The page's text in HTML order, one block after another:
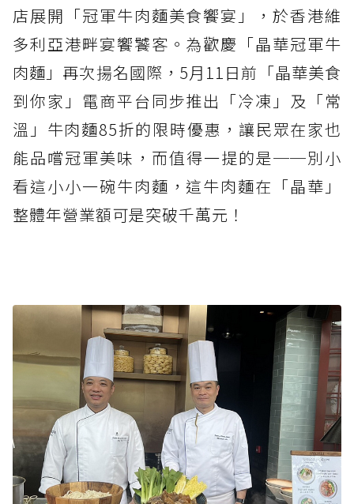
店展開「冠軍牛肉麵美食饗宴」，於香港維
多利亞港畔宴饗饕客。為歡慶「晶華冠軍牛
肉麵」再次揚名國際，5月11日前「晶華美食
到你家」電商平台同步推出「冷凍」及「常
溫」牛肉麵85折的限時優惠，讓民眾在家也
能品嚐冠軍美味，而值得一提的是──別小
看這小小一碗牛肉麵，這牛肉麵在「晶華」
整體年營業額可是突破千萬元！